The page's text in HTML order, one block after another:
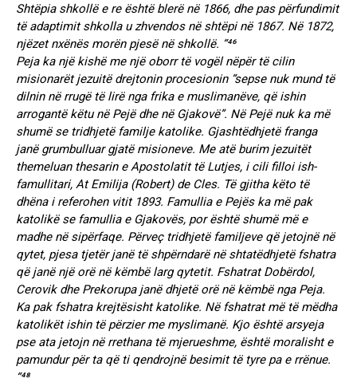
Shtëpia shkollë e re është blerë në 1866, dhe pas përfundimit
të adaptimit shkolla u zhvendos në shtëpi në 1867. Në 1872,
njëzet nxënës morën pjesë në shkollë. “⁴⁶
Peja ka një kishë me një oborr të vogël nëpër të cilin
misionarët jezuitë drejtonin procesionin “sepse nuk mund të
dilnin në rrugë të lirë nga frika e muslimanëve, që ishin
arrogantë këtu në Pejë dhe në Gjakovë”. Në Pejë nuk ka më
shumë se tridhjetë familje katolike. Gjashtëdhjetë franga
janë grumbulluar gjatë misioneve. Me atë burim jezuitët
themeluan thesarin e Apostolatit të Lutjes, i cili filloi ish-
famullitari, At Emilija (Robert) de Cles. Të gjitha këto të
dhëna i referohen vitit 1893. Famullia e Pejës ka më pak
katolikë se famullia e Gjakovës, por është shumë më e
madhe në sipërfaqe. Përveç tridhjetë familjeve që jetojnë në
qytet, pjesa tjetër janë të shpërndarë në shtatëdhjetë fshatra
që janë një orë në këmbë larg qytetit. Fshatrat Dobërdol,
Cerovik dhe Prekorupa janë dhjetë orë në këmbë nga Peja.
Ka pak fshatra krejtësisht katolike. Në fshatrat më të mëdha
katolikët ishin të përzier me myslimanë. Kjo është arsyeja
pse ata jetojn në rrethana të mjerueshme, është moralisht e
pamundur për ta që ti qendrojnë besimit të tyre pa e rrënue.
“⁴⁸